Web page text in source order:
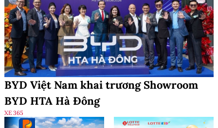
BYD Việt Nam khai trương Showroom
BYD HTA Hà Đông
XE 365